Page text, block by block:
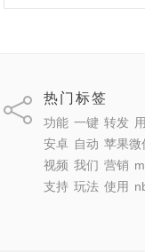
热门标签
功能 一键 转发
安卓 自动 苹果微
视频 我们 营销
支持 玩法 使用